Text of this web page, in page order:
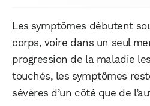
Les symptômes débutent
corps, voire dans un seul
progression de la maladie
touchés, les symptômes
sévères d’un côté que de